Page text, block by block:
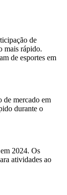
de
mais rápido.
de esportes em
de mercado em
durante o
2024. Os
atividades ao